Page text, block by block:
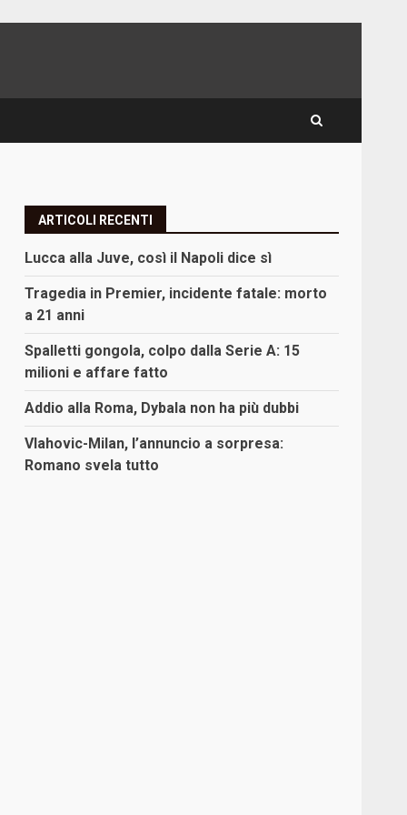
ARTICOLI RECENTI
Lucca alla Juve, così il Napoli dice sì
Tragedia in Premier, incidente fatale: morto
a 21 anni
Spalletti gongola, colpo dalla Serie A: 15
milioni e affare fatto
Addio alla Roma, Dybala non ha più dubbi
Vlahovic-Milan, l’annuncio a sorpresa:
Romano svela tutto